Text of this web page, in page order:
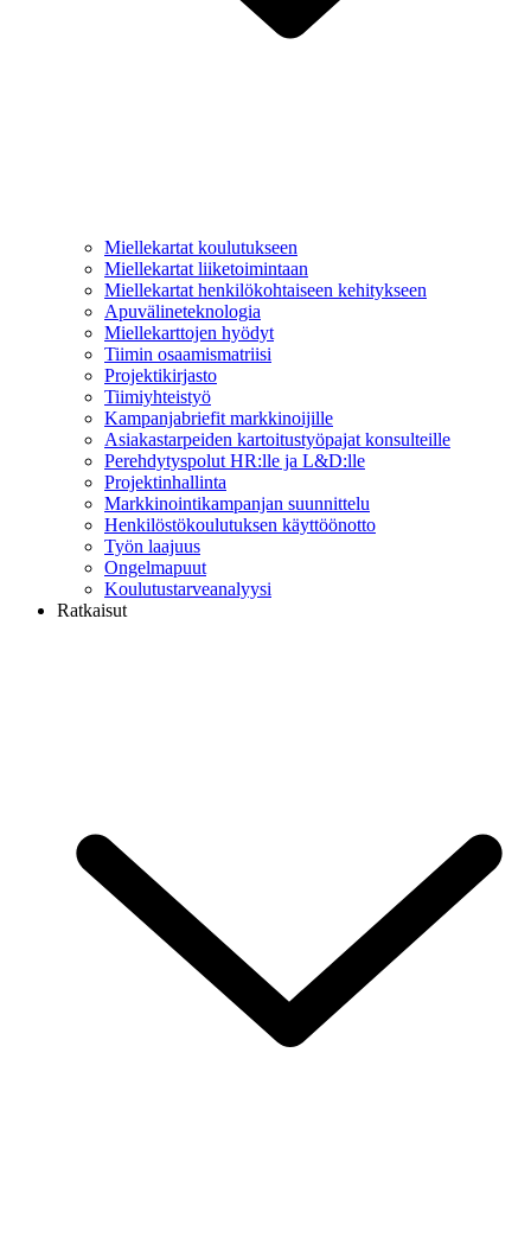
Miellekartat koulutukseen
Miellekartat liiketoimintaan
Miellekartat henkilökohtaiseen kehitykseen
Apuvälineteknologia
Miellekarttojen hyödyt
Tiimin osaamismatriisi
Projektikirjasto
Tiimiyhteistyö
Kampanjabriefit markkinoijille
Asiakastarpeiden kartoitustyöpajat konsulteille
Perehdytyspolut HR:lle ja L&D:lle
Projektinhallinta
Markkinointikampanjan suunnittelu
Henkilöstökoulutuksen käyttöönotto
Työn laajuus
Ongelmapuut
Koulutustarveanalyysi
Ratkaisut